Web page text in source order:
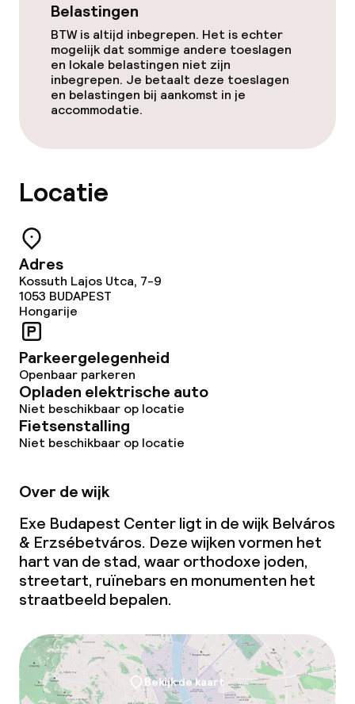
Schoonmaakvoorzieningen
Wasservice
Zakelijke faciliteiten
Vergaderruimte
Vrijgezellenfeesten of andere feesten
niet toegestaan
Belastingen
BTW is altijd inbegrepen. Het is echter
mogelijk dat sommige andere toeslagen
en lokale belastingen niet zijn
inbegrepen. Je betaalt deze toeslagen
en belastingen bij aankomst in je
accommodatie.
Locatie
Adres
Kossuth Lajos Utca, 7-9
1053 BUDAPEST
Hongarije
Parkeergelegenheid
Openbaar parkeren
Opladen elektrische auto
Niet beschikbaar op locatie
Fietsenstalling
Niet beschikbaar op locatie
Over de wijk
Exe Budapest Center ligt in de wijk Belváros
& Erzsébetváros. Deze wijken vormen het
hart van de stad, waar orthodoxe joden,
streetart, ruïnebars en monumenten het
straatbeeld bepalen.
Bekijk de kaart